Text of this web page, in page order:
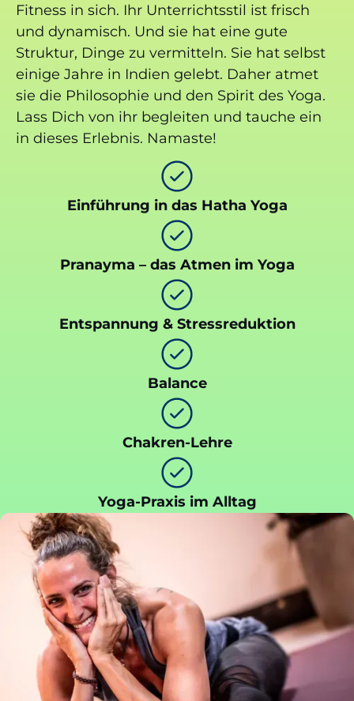
Fitness in sich. Ihr Unterrichtsstil ist frisch
und dynamisch. Und sie hat eine gute
Struktur, Dinge zu vermitteln. Sie hat selbst
einige Jahre in Indien gelebt. Daher atmet
sie die Philosophie und den Spirit des Yoga.
Lass Dich von ihr begleiten und tauche ein
in dieses Erlebnis. Namaste!
Einführung in das Hatha Yoga
Pranayma – das Atmen im Yoga
Entspannung & Stressreduktion
Balance
Chakren-Lehre
Yoga-Praxis im Alltag